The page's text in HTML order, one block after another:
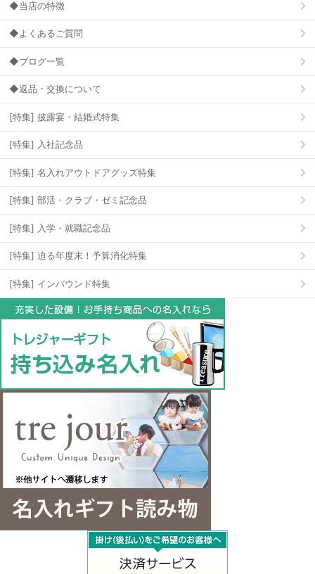
◆当店の特徴
◆よくあるご質問
◆ブログ一覧
◆返品・交換について
[特集] 披露宴・結婚式特集
[特集] 入社記念品
[特集] 名入れアウトドアグッズ特集
[特集] 部活・クラブ・ゼミ記念品
[特集] 入学・就職記念品
[特集] 迫る年度末！予算消化特集
[特集] インバウンド特集